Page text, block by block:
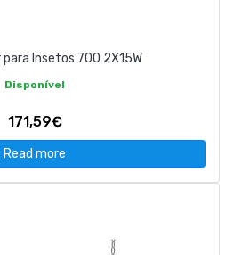
Insetos 700 2X15W
Disponível
171,59€
Read more